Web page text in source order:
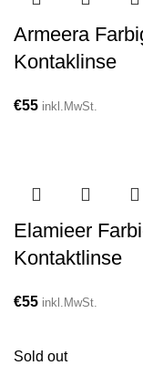
Armeera
Kontaklinse
€55 inkl.MwSt.
Elamieer
Kontaktlinse
€55 inkl.MwSt.
Sold out